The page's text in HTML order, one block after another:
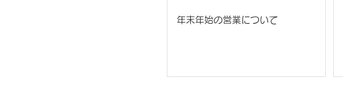
年末年始の営業について